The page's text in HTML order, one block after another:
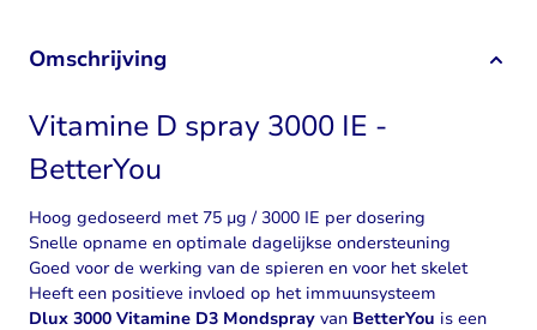
Omschrijving
Vitamine D spray 3000 IE -
BetterYou
Hoog gedoseerd met 75 µg / 3000 IE per dosering
Snelle opname en optimale dagelijkse ondersteuning
Goed voor de werking van de spieren en voor het skelet
Heeft een positieve invloed op het immuunsysteem
Dlux 3000 Vitamine D3 Mondspray van BetterYou is een